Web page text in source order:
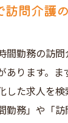
訪問介護
間勤務の訪問
あります。
した求人を
勤務」や「